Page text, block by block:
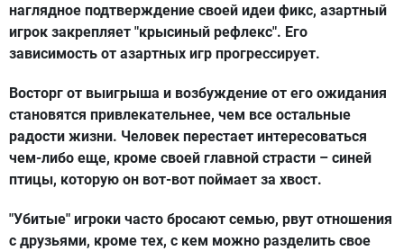
наглядное подтверждение своей идеи фикс, азартный
игрок закрепляет "крысиный рефлекс". Его
зависимость от азартных игр прогрессирует.
Восторг от выигрыша и возбуждение от его ожидания
становятся привлекательнее, чем все остальные
радости жизни. Человек перестает интересоваться
чем-либо еще, кроме своей главной страсти – синей
птицы, которую он вот-вот поймает за хвост.
"Убитые" игроки часто бросают семью, рвут отношения
с друзьями, кроме тех, с кем можно разделить свое